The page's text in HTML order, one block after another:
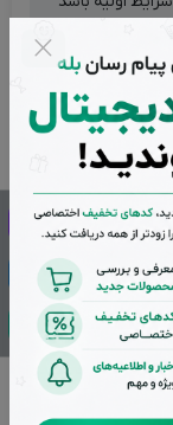
(0)